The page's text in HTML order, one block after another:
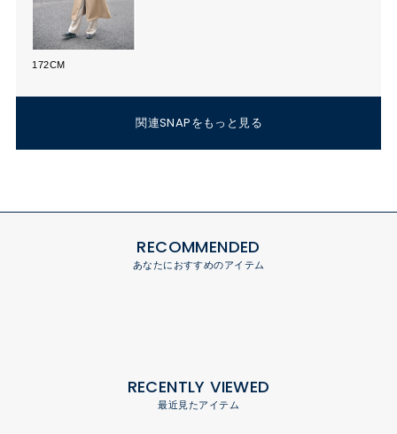
172CM
関連SNAPをもっと見る
RECOMMENDED
あなたにおすすめのアイテム
RECENTLY VIEWED
最近見たアイテム